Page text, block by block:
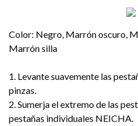
Color: Negro, Marrón oscuro,
Marrón silla
1. Levante suavemente las
pinzas.
2. Sumerja el extremo de las
pestañas individuales NEICHA.